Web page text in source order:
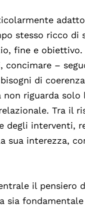
stesso ricco
fine e
–
di
riguarda
Tra il
degli interventi,
sua interezza,
il
sia